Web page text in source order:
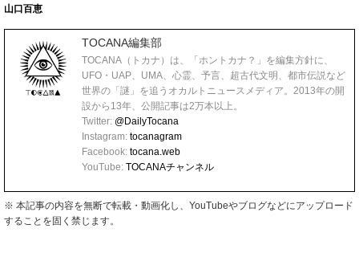
山口百恵
TOCANA編集部
TOCANA（トカナ）は、「ホントカナ？」を編集方針に、
UFO・UAP、UMA、心霊、予言、超古代文明、都市伝説など
世界の「謎」を追うオカルトニュースメディア。2013年の開
設から13年、公開記事は2万本以上。
Twitter: @DailyTocana
Instagram: tocanagram
Facebook: tocana.web
YouTube: TOCANAチャンネル
※ 本記事の内容を無断で転載・動画化し、YouTubeやブログなどにアップロード
することを固く禁じます。